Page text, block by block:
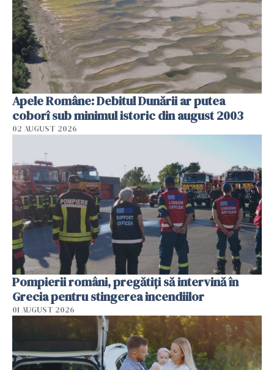
Apele Române: Debitul Dunării ar putea
coborî sub minimul istoric din august 2003
02 AUGUST 2026
Pompierii români, pregătiţi să intervină în
Grecia pentru stingerea incendiilor
01 AUGUST 2026